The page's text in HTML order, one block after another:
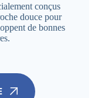
conçus
douce pour
de bonnes